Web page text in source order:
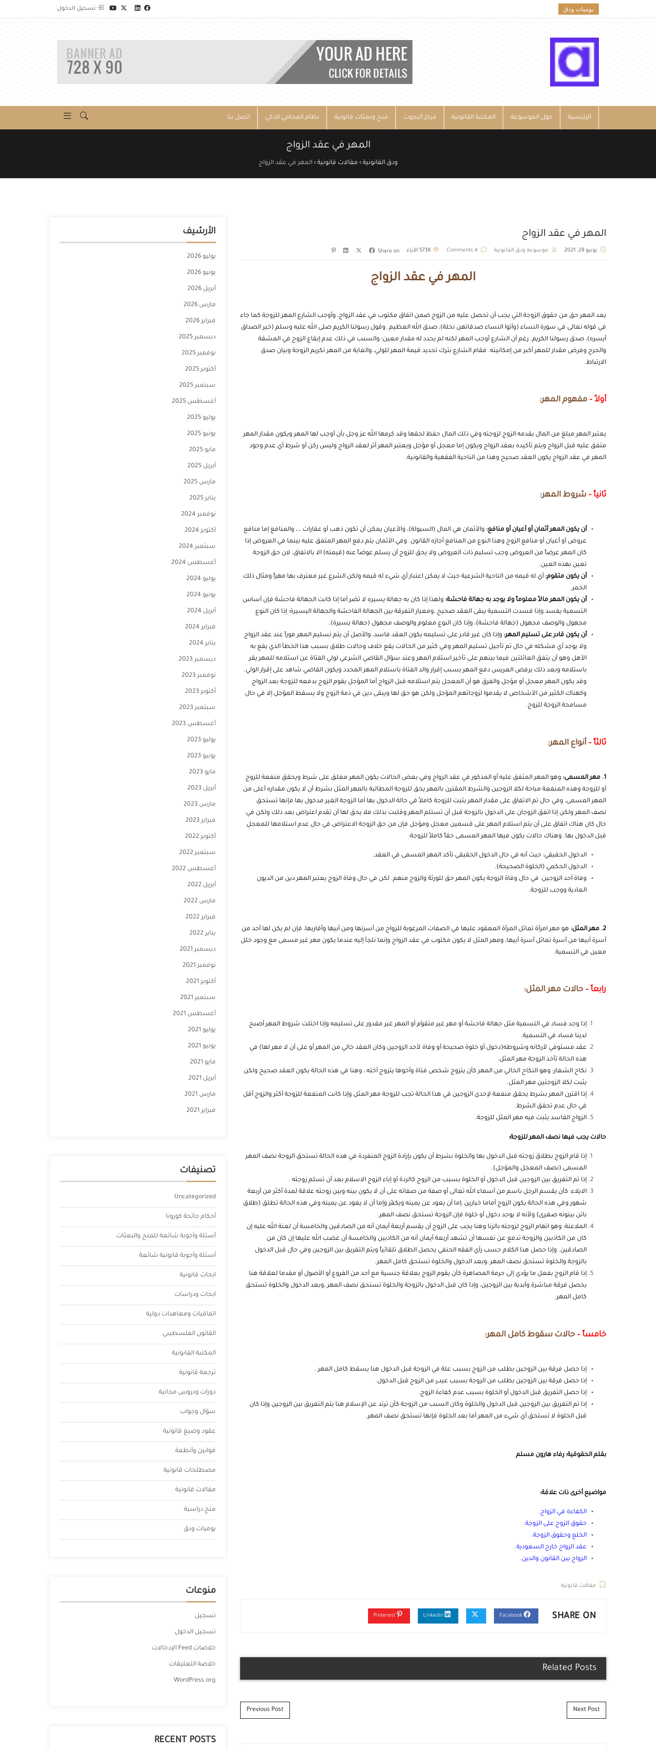
يوميات ودق تسجيل الدخول
الرئيسية حول الموسوعة المكتبة القانونية مركز البحوث منح وبعثات قانونية نظام المحامي الذكي اتصل بنا
المهر في عقد الزواج
ودق القانونية › مقالات قانونية ›المهر في عقد الزواج
المهر في عقد الزواج
يونيو 28, 2021 موسوعة ودق القانونية 4 Comments الآراء Share on
المهر في عقد الزواج
يعد المهر حق من حقوق الزوجة التي يجب أن تحصل عليه من الزوج ضمن اتفاق مكتوب في عقد الزواج، وأوجب الشارع المهر للزوجة كما جاء
في قوله تعالى في سورة النساء (وآتوا النساء صدقاتهن نحلة)، صدق الله العظيم. وقول رسولنا الكريم صلى الله عليه وسلم (خير الصداق
أيسره)، صدق رسولنا الكريم. رغم أن الشارع أوجب المهر لكنه لم يحدد له مقدار معين؛ والسبب في ذلك عدم إيقاع الزوج في المشقة
والحرج وفرض مقدار للمهر أكبر من إمكانيته. فقام الشارع بترك تحديد قيمة المهر للولي، والغاية من المهر تكريم الزوجة وبيان صدق
الارتباط.
أولاً – مفهوم المهر:
يعتبر المهر مبلغ من المال يقدمه الزوج لزوجته وفي ذلك المال حفظ لحقها وقد كرمها الله عز وجل بأن أوجب لها المهر ويكون مقدار المهر
متفق عليه قبل الزواج ويتم تأكيده بعقد الزواج ويكون إما معجل أو مؤجل ويعتبر المهر أثر لعقد الزواج وليس ركن أو شرط أي عدم وجود
المهر في عقد الزواج يكون العقد صحيح وهذا من الناحية الفقهية والقانونية.
ثانياً – شروط المهر:
أن يكون المهر أثمان أو أعيان أو منافع: والأثمان هي المال (السيولة)، والأعيان يمكن أن تكون ذهب أو عقارات …، والمنافع إما منافع
عروض أو أعيان أو منافع الزوج وهذا النوع من المنافع أجازه القانون. وفي الأثمان يتم دفع المهر المتفق عليه بينما في العروض إذا
كان المهر عرضاً من العروض وجب تسليم ذات العروض ولا يحق للزوج أن يسلم عوضاً عنه (قيمته) الا بالاتفاق، لان حق الزوجة
تعين بهذه العين.
أن يكون متقوم: أي له قيمه من الناحية الشرعية حيث لا يمكن اعتبار أي شيء له قيمه ولكن الشرع غير معترف بها مهراً ومثال ذلك
الخمر.
أن يكون المهر مالاً معلوماً ولا يوجد به جهالة فاحشة: ولهذا إذا كان به جهالة يسيره لا تضر أما إذا كانت الجهالة فاحشة فإن أساس
التسمية يفسد وإذا فسدت التسمية يبقى العقد صحيح ،ومعيار التفرقة بين الجهالة الفاحشة والجهالة اليسيرة؛ إذا كان النوع
مجهول والوصف مجهول (جهالة فاحشة)، وإذا كان النوع معلوم والوصف مجهول (جهالة يسيرة).
أن يكون قادر على تسليم المهر: وإذا كان غير قادر على تسليمه يكون العقد فاسد، والأصل أن يتم تسليم المهر فوراً عند عقد الزواج
ولا يوجد أي مشكله في حال تم تأجيل تسليم المهر وفي كثير من الحالات يقع خلاف وحالات طلاق بسبب هذا الخطأ الذي يقع به
الأهل وهو أن يتفق العائلتين فيما بينهم على تأخير استلام المهر وعند سؤال القاضي الشرعي لولي الفتاة عن استلامه للمهر يقر
باستلامه وبعد ذلك يرفض العريس دفع المهر بسبب إقرار والد الفتاة باستلام المهر المحدد ويكون القاضي شاهد على إقرار الولي.
وقد يكون المهر معجل أو مؤجل والفرق هو أن المعجل يتم استلامه قبل الزواج أما المؤجل يقوم الزوج بدفعه للزوجة بعد الزواج
وكهناك الكثير من الأشخاص لا يقدموا لزوجاتهم المؤجل ولكن هو حق لها ويبقى دين في ذمة الزوج ولا يسقط المؤجل إلا في حال
مسامحة الزوجة للزوج.
ثالثاً – أنواع المهر:
1. مهر المسمى:
وهو المهر المتفق عليه أو المذكور في عقد الزواج وفي بعض الحالات يكون المهر معلق على شرط ويحقق منفعة للزوج
أو للزوجة وهذه المنفعة مباحة لكلا الزوجين والشرط المقترن بالمهر يحق للزوجة المطالبة بالمهر المثل بشرط أن لا يكون مقداره أعلى من
المهر المسمى، وفي حال تم الاتفاق على مقدار المهر يثبت للزوجة كاملاً في حالة الدخول بها أما الزوجة الغير مدخول بها فإنها تستحق
نصف المهر ولكن إذا اتفق الزوجان على الدخول بالزوجة قبل أن تستلم المهر وقلبت بذلك فلا يحق لها أن تقدم اعتراض بعد ذلك ولكن في
حال كان هناك اتفاق على أن يتم استلام المهر على قسمين معجل ومؤجل فإن من حق الزوجة الاعتراض في حال عدم استلامها للمعجل
قبل الدخول بها. وهناك حالات يكون فيها المهر المسمى حقاً كاملاً للزوجة:
الدخول الحقيقي: حيث أنه في حال الدخول الحقيقي تأكد المهر المسمى في العقد.
الدخول الحكمي (الخلوة الصحيحة).
وفاة أحد الزوجين: في حال وفاة الزوجة يكون المهر حق للورثة والزوج منهم. لكن في حال وفاة الزوج يعتبر المهر دين من الديون
العادية ووجب للزوجة.
2. مهر المثل:
هو مهر امرأة تماثل المرأة المعقود عليها في الصفات المرغوبة للزواج من أسرتها ومن أبيها وأقاربها، فإن لم يكن لها أحد من
أسرة أبيها من أسرة تماثل أسرة أبيها، ومهر المثل لا يكون مكتوب في عقد الزواج وإنما نلجأ إليه عندما يكون مهر غير مسمى مع وجود خلل
معين في التسمية.
رابعاً – حالات مهر المثل:
إذا وجد فساد في التسمية مثل جهالة فاحشة أو مهر غير متقوّم أو المهر غير مقدور على تسليمه وإذا اختلت شروط المهر أصبح
لدينا فساد في التسمية.
عقد مستوفي لأركانه وشروطه(دخول أو خلوة صحيحة أو وفاة لأحد الزوجين وكان العقد خالي من المهر أو على أن لا مهر لها) في
هذه الحالة تأخذ الزوجة مهر المثل.
نكاح الشغار: وهو النكاح الخالي من المهر كأن يتزوج شخص فتاة وأخوها يتزوج أخته ، وهنا في هذه الحالة يكون العقد صحيح ولكن
يثبت لكلا الزوجتين مهر المثل.
إذا اقترن المهر بشرط يحقق منفعة لإحدى الزوجين في هذا الحالة تجب للزوجة مهر المثل وإذا كانت المنفعة للزوجة أكثر والزوج أقل
في حال عدم تحقق الشرط.
الزواج الفاسد يثبت فيه مهر المثل للزوجة.
حالات يجب فيها نصف المهر للزوجة:
إذا قام الزوج بطلاق زوجته قبل الدخول بها والخلوة بشرط أن يكون بإرادة الزوج المنفردة في هذه الحالة تستحق الزوجة نصف المهر
المسمى (نصف المعجل والمؤجل).
إذا تم التفريق بين الزوجين قبل الدخول أو الخلوة بسبب من الزوج كالردة أو إباء الزوج الاسلام بعد أن تسلم زوجته .
الايلاء: كأن يقسم الرجل باسم من أسماء الله تعالى أو صفة من صفاته على أن لا يكون بينه وبين زوجته علاقة لمدة أكثر من أربعة
شهور وفي هذه الحالة يكون الزوج أماما خيارين ،إما أن يعود عن يمينه ويكفّر وإما أن لا يعود عن يمينه وفي هذه الحالة تطلق (طلاق
بائن بينونه صغرى) ولأنه لا يوجد دخول أو خلوة فإن الزوجة تستحق نصف المهر.
الملاعنة: وهو اتهام الزوج لزوجته بالزنا وهنا يجب على الزوج أن يقسم أربعة أيمان أنه من الصادقين والخامسة أن لعنة الله عليه إن
كان من الكاذبين والزوجة تدفع عن نفسها أن تشهد أربعة أيمان أنه من الكاذبين والخامسة أن غضب الله عليها إن كان من
الصادقين. وإذا حصل هذا الكلام حسب رأي الفقه الحنفي يحصل الطلاق تلقائياً ويتم التفريق بين الزوجين وفي حال قبل الدخول
بالزوجة والخلوة تستحق نصف المهر ،وبعد الدخول والخلوة تستحق كامل المهر.
إذا قام الزوج بفعل ما يؤدي إلى حرمة المصاهرة كأن يقوم الزوج بعلاقة جنسية مع أحد من الفروع أو الأصول أو مقدما لعلاقة هنا
يحصل فرقة مباشرة وأبدية بين الزوجين، وإذا كان قبل الدخول بالزوجة والخلوة تستحق نصف المهر ،وبعد الدخول والخلوة تستحق
كامل المهر.
خامساً – حالات سقوط كامل المهر:
إذا حصل فرقة بين الزوجين بطلب من الزوج بسبب علة في الزوجة قبل الدخول هنا يسقط كامل المهر .
إذا حصل فرقة بين الزوجين بطلب من الزوجة بسبب عيبٍ من الزوج قبل الدخول.
إذا حصل التفريق قبل الدخول أو الخلوة بسبب عدم كفاءة الزوج.
إذا تم التفريق بين الزوجين قبل الدخول والخلوة وكان السبب من الزوجة كأن ترتد عن الإسلام هنا يتم التفريق بين الزوجين وإذا كان
قبل الخلوة لا تستحق أي شيء من المهر أما بعد الخلوة فإنها تستحق نصف المهر.
بقلم الحقوقية: رفاء هارون مسلم
مواضيع أخرى ذات علاقة:
الكفاءة في الزواج.
حقوق الزوج على الزوجة.
الخلع وحقوق الزوجة.
عقد الزواج خارج السعودية.
الزواج بين القانون والدين.
مقالات قانونية
SHARE ON
Related Posts
Post navigation
Previous Post Next Post
الأرشيف
يوليو 2026
يونيو 2026
أبريل 2026
مارس 2026
فبراير 2026
ديسمبر 2025
نوفمبر 2025
أكتوبر 2025
سبتمبر 2025
أغسطس 2025
يوليو 2025
يونيو 2025
مايو 2025
أبريل 2025
مارس 2025
يناير 2025
نوفمبر 2024
أكتوبر 2024
سبتمبر 2024
أغسطس 2024
يوليو 2024
يونيو 2024
أبريل 2024
فبراير 2024
يناير 2024
ديسمبر 2023
نوفمبر 2023
أكتوبر 2023
سبتمبر 2023
أغسطس 2023
يوليو 2023
يونيو 2023
مايو 2023
أبريل 2023
مارس 2023
فبراير 2023
أكتوبر 2022
سبتمبر 2022
أغسطس 2022
أبريل 2022
مارس 2022
فبراير 2022
يناير 2022
ديسمبر 2021
نوفمبر 2021
أكتوبر 2021
سبتمبر 2021
أغسطس 2021
يوليو 2021
يونيو 2021
مايو 2021
أبريل 2021
مارس 2021
فبراير 2021
تصنيفات
Uncategorized
أحكام جائحة كورونا
أسئلة وأجوبة شائعة للمنح والبعثات
أسئلة وأجوبة قانونية شائعة
ابحاث قانونية
ابحاث ودراسات
اتفاقيات ومعاهدات دولية
القانون الفلسطيني
المكتبة القانونية
ترجمة قانونية
دورات ودروس مجانية
سؤال وجواب
عقود وصيغ قانونية
قوانين وأنظمة
مصطلحات قانونية
مقالات قانونية
منح دراسية
يوميات ودق
منوعات
تسجيل
تسجيل الدخول
خلاصات Feed الإدخالات
خلاصة التعليقات
WordPress.org
RECENT POSTS